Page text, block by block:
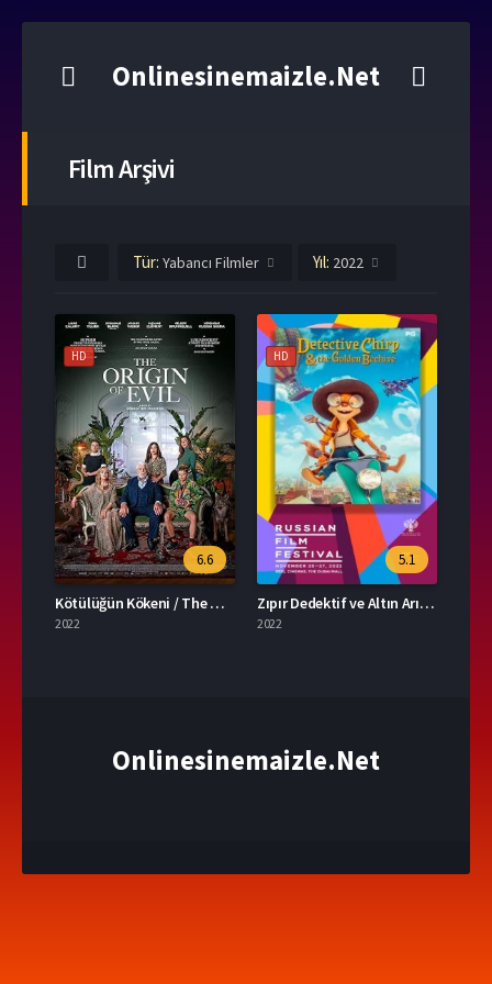
Onlinesinemaizle.Net
Film Arşivi
Tür: Yabancı Filmler Yıl: 2022
HD
6.6
Kötülüğün Kökeni / The Origin of Evil
2022
HD
5.1
Zıpır Dedektif ve Altın Arı Kovanı / Detective Chirp & the Golden Beehive (2022)
2022
Onlinesinemaizle.Net